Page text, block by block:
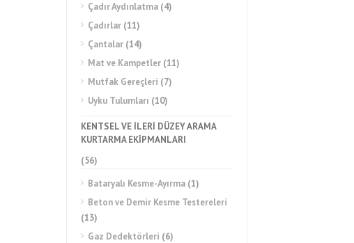
Çadır Aydınlatma (4)
Çadırlar (11)
Çantalar (14)
Mat ve Kampetler (11)
Mutfak Gereçleri (7)
Uyku Tulumları (10)
KENTSEL VE İLERİ DÜZEY ARAMA
KURTARMA EKİPMANLARI
(56)
Bataryalı Kesme-Ayırma (1)
Beton ve Demir Kesme Testereleri
(13)
Gaz Dedektörleri (6)